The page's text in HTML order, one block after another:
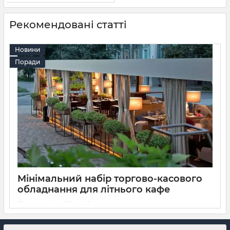
Рекомендовані статті
Новини
Поради
Мінімальний набір торгово-касового
обладнання для літнього кафе
бізнес, який користується великим попитом у теплу пору